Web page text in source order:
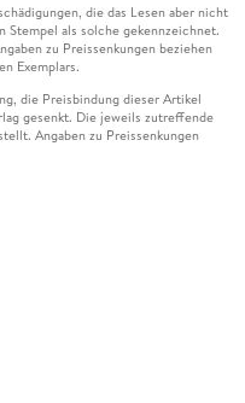
die das Lesen aber nicht
Stempel als solche gekennzeichnet.
zu Preissenkungen beziehen
Exemplars.
die Preisbindung dieser Artikel
gesenkt. Die jeweils zutreffende
Angaben zu Preissenkungen